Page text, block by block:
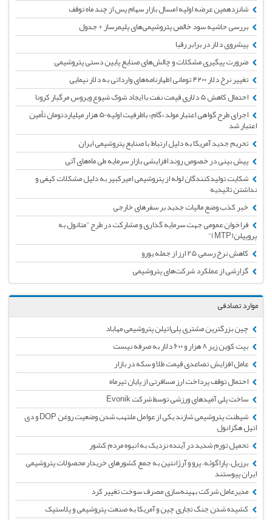
شانزدهمین عرضه اولیه امسال بازار سهام پس از چند ماه توقف
بررسی حاشیه سود خالص پتروشیمی‌های پلیمرساز + جدول
پیشروی دلار در برابر رقبا
ضرورت پیگیری مشکلات و چالش‌های صنایع پایین دستی پتروشیمی
تغییر نرخ دلار ۴۲۰۰ تومانی اظهارنامه‌های وارداتی به دلار نیمایی
احتمال کاهش 5 دلاری قیمت نفت با ایجاد شوک شیوع ویروس مرگبار کرونا
اجرای طرح گواهی اعتبار مولد «گام» باظرفیت اولیه50 هزار میلیاردتومان تأمین
اعتبار شد
تحریم جدید آمریکا به دلیل ارتباط با صنایع پتروشیمی ایران
پیش بینی در خصوص روند افزایشی بازار سرمایه طی ماه‌های آتی
شکایت تولیدکنندگان لوله از پتروشیمی امیرکبیر به دلیل مشکلات کیفی و
نداشتن تائیدیه
خبر کذب وضع مالیات جدید بر سفرهای خارجی
فراخوان عمومی جهت سرمایه گذاری و مشارکت در طرح "متانول به
پروپیلن(MTP)"
کاهش نرخ رسمی 25 ارز از جمله یورو
گزارشی از عملکرد شرکت‌های پتروشیمی
موارد تصادفی
چین بزرگترین مشتری پلی‌اتیلن پتروشیمی مهاباد
بیت کوین زیر ۸ هزار و ۶۰۰ دلار به صرفه نیست
عامل افزایش تصاعدی قیمت طلا و سکه در بازار
احتمال توقف پرداخت ارز مسافرتی از پایان تیرماه
ساخت پلی آمیدهای ورزشی توسط شرکت Evonik
شیطنت پتروشیمی شازند یکی از عوامل ملتهب شدن وضعیت روغن DOP و دی
اتیل هگزانول
تحمیل تورم شدید در آینده نزدیک به انبوه مردم کشور
برزیل، پاراگوئه، پرو و آرژانتین به جمع کشورهای خریدار محصولات پتروشیمی
ایران پیوستند
مدیرعامل شرکت بهینه‌سازی مصرف سوخت تغییر کرد
کشیده شدن جنگ تجاری چین و آمریکا به صنعت پتروشیمی و پلاستیک